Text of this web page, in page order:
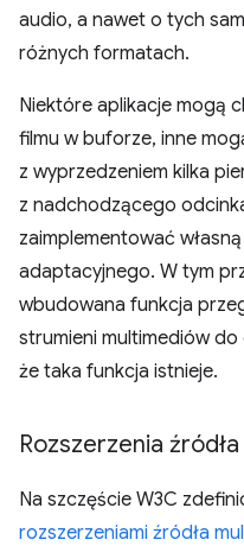
audio, a nawet o tych
różnych formatach.
Niektóre aplikacje mogą
filmu w buforze, inne
z wyprzedzeniem kilka
z nadchodzącego
zaimplementować
adaptacyjnego. W tym
wbudowana funkcja
strumieni multimediów do
że taka funkcja istnieje.
Rozszerzenia
Na szczęście W3C
rozszerzeniami źródła